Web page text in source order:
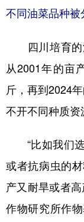
不同油菜品种
四川培育的油
从2001年的亩
斤，再到2024
不开不同种质资
“比如我们选
或者抗病虫的
产又耐旱或者
作物研究所作